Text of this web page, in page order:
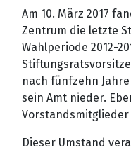
Am 10. März 2017
Zentrum die letzte
Wahlperiode 2012-
nach fünfzehn
sein Amt nieder.
Dieser Umstand